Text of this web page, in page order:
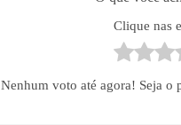
Clique nas
Nenhum voto até agora! Seja o